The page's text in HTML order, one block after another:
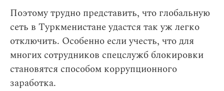
Поэтому трудно представить, что глобальную
сеть в Туркменистане удастся так уж легко
отключить. Особенно если учесть, что для
многих сотрудников спецслужб блокировки
становятся способом коррупционного
заработка.